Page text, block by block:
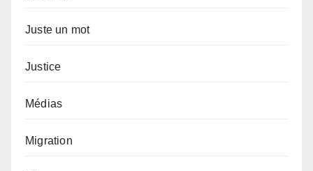
Juste un mot
Justice
Médias
Migration